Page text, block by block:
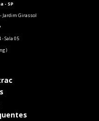
- SP
- Jardim Girassol
Sala 05
)